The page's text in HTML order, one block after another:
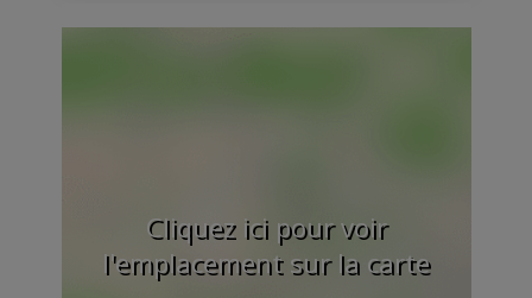
Cliquez ici pour voir
l'emplacement sur la carte